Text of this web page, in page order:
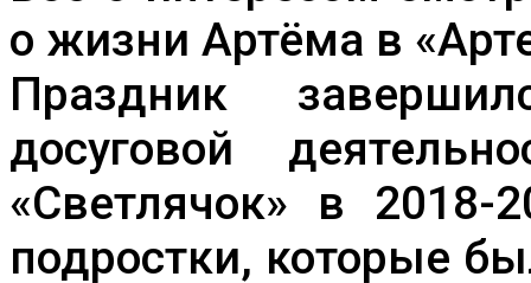
о жизни Артёма в
Праздник
досуговой
«Светлячок» в
подростки, которые